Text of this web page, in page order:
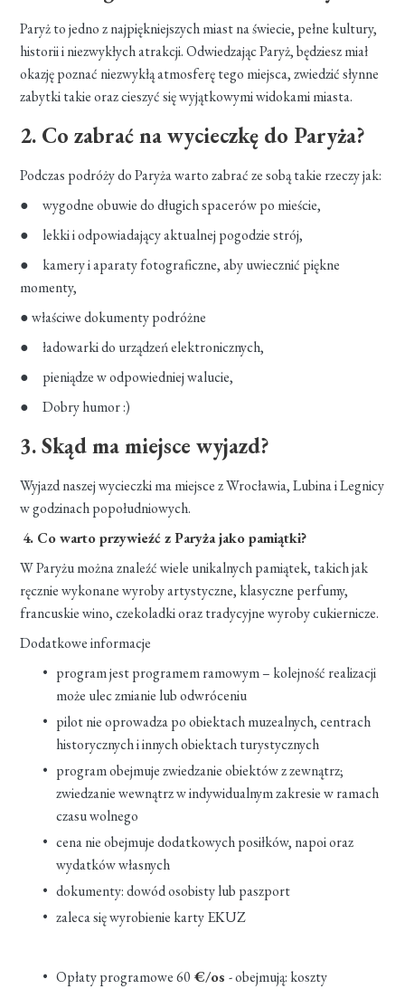
Paryż to jedno z najpiękniejszych miast na świecie, pełne kultury,
historii i niezwykłych atrakcji. Odwiedzając Paryż, będziesz miał
okazję poznać niezwykłą atmosferę tego miejsca, zwiedzić słynne
zabytki takie oraz cieszyć się wyjątkowymi widokami miasta.
2. Co zabrać na wycieczkę do Paryża?
Podczas podróży do Paryża warto zabrać ze sobą takie rzeczy jak:
● wygodne obuwie do długich spacerów po mieście,
● lekki i odpowiadający aktualnej pogodzie strój,
● kamery i aparaty fotograficzne, aby uwiecznić piękne
momenty,
● właściwe dokumenty podróżne
● ładowarki do urządzeń elektronicznych,
● pieniądze w odpowiedniej walucie,
● Dobry humor :)
3. Skąd ma miejsce wyjazd?
Wyjazd naszej wycieczki ma miejsce z Wrocławia, Lubina i Legnicy
w godzinach popołudniowych.
4. Co warto przywieźć z Paryża jako pamiątki?
W Paryżu można znaleźć wiele unikalnych pamiątek, takich jak
ręcznie wykonane wyroby artystyczne, klasyczne perfumy,
francuskie wino, czekoladki oraz tradycyjne wyroby cukiernicze.
Dodatkowe informacje
program jest programem ramowym – kolejność realizacji
może ulec zmianie lub odwróceniu
pilot nie oprowadza po obiektach muzealnych, centrach
historycznych i innych obiektach turystycznych
program obejmuje zwiedzanie obiektów z zewnątrz;
zwiedzanie wewnątrz w indywidualnym zakresie w ramach
czasu wolnego
cena nie obejmuje dodatkowych posiłków, napoi oraz
wydatków własnych
dokumenty: dowód osobisty lub paszport
zaleca się wyrobienie karty EKUZ
Opłaty programowe 60 €/os- obejmują: koszty